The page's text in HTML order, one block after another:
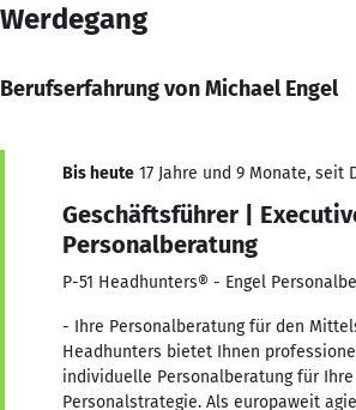
Werdegang
Berufserfahrung von Michael Engel
Bis heute 17 Jahre und 9 Monate, seit
Geschäftsführer |
Personalberatung
P-51 Headhunters® - Engel
- Ihre Personalberatung für den
Headhunters bietet Ihnen
individuelle Personalberatung für Ihre
Personalstrategie. Als europaweit